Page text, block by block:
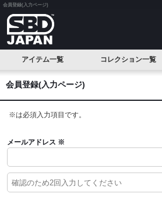
会員登録(入力ページ)
アイテム一覧
SALE
試着品
ニースリーブ
ニーラップ
コレクション一覧
Serenity(セレニティ)
Forge(フォージ)
会員登録(入力ページ)
※は必須入力項目です。
メールアドレス ※